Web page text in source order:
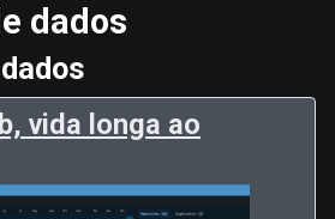
dados
vida longa ao